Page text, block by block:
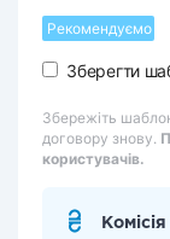
Рекомендуємо
Зберегти
Збережіть
договору знову.
користувачів.